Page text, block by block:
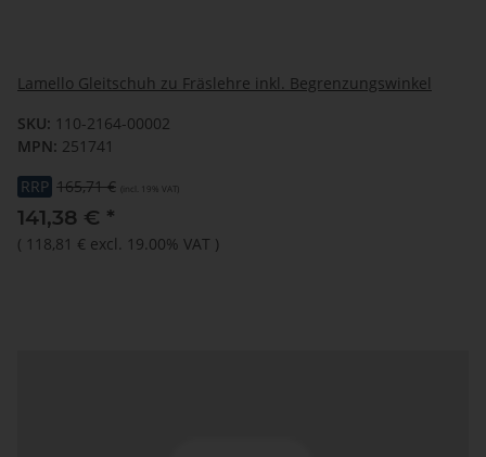
Lamello Gleitschuh zu Fräslehre inkl. Begrenzungswinkel
SKU: 110-2164-00002
MPN: 251741
RRP 165,71 € (incl. 19% VAT)
141,38 € *
( 118,81 € excl. 19.00% VAT )